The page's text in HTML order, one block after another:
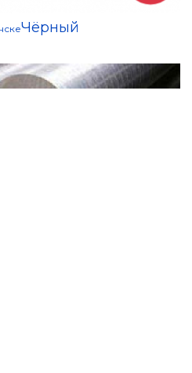
Чёрный